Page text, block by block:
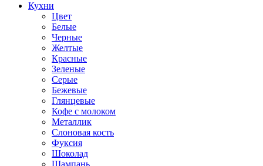
Кухни
Цвет
Белые
Черные
Желтые
Красные
Зеленые
Серые
Бежевые
Глянцевые
Кофе с молоком
Металлик
Слоновая кость
Фуксия
Шоколад
Шампань